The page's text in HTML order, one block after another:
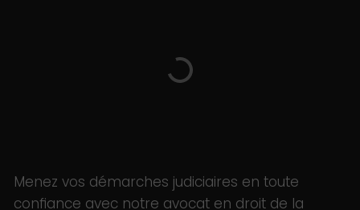
Menez vos démarches judiciaires en toute
confiance avec notre avocat en droit de la